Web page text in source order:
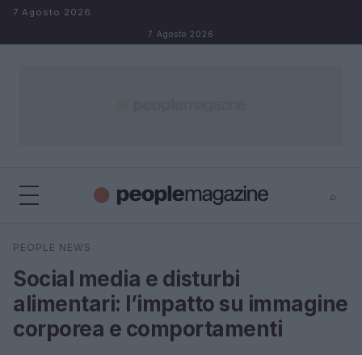
Salta al contenuto
7 Agosto 2026
7 Agosto 2026
⌕
Cerca
PEOPLE NEWS
Social media e disturbi
alimentari: l’impatto su immagine
corporea e comportamenti